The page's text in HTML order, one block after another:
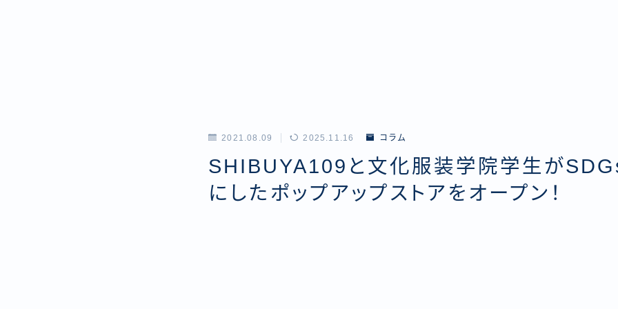
2021.08.09 2025.11.16 コラム
SHIBUYA109と文化服装学院学生が
にしたポップアップストアをオープン！